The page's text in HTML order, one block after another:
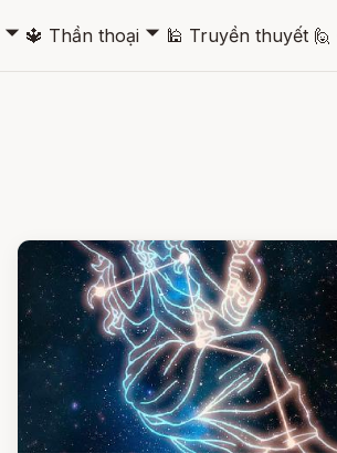
🞃 🔱 Thần thoại 🞃 🕌 Truyền thuyết 🙋